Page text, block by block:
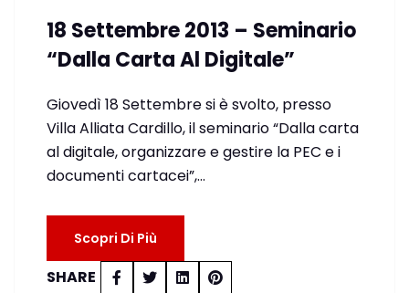
18 Settembre 2013 – Seminario
“Dalla Carta Al Digitale”
Giovedì 18 Settembre si è svolto, presso
Villa Alliata Cardillo, il seminario “Dalla carta
al digitale, organizzare e gestire la PEC e i
documenti cartacei”,…
Scopri Di Più
SHARE